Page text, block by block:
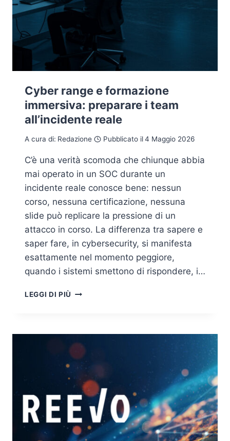
Cyber range e formazione
immersiva: preparare i team
all’incidente reale
A cura di: Redazione Pubblicato il4 Maggio 2026
C’è una verità scomoda che chiunque abbia
mai operato in un SOC durante un
incidente reale conosce bene: nessun
corso, nessuna certificazione, nessuna
slide può replicare la pressione di un
attacco in corso. La differenza tra sapere e
saper fare, in cybersecurity, si manifesta
esattamente nel momento peggiore,
quando i sistemi smettono di rispondere, i…
LEGGI DI PIÙ CYBER
IMMERSIVA:
PREPARARE
I
TEAM
ALL’INCIDENTE
REALE